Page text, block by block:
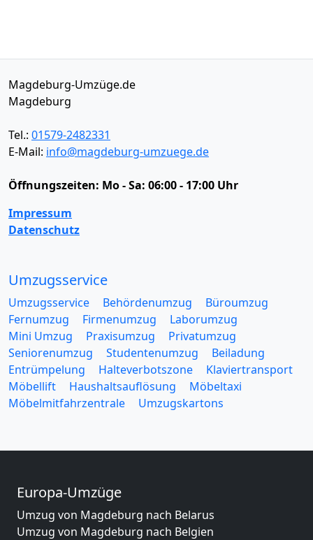
Magdeburg-Umzüge.de
Magdeburg
Tel.: 01579-2482331
E-Mail: info@magdeburg-umzuege.de
Öffnungszeiten: Mo - Sa: 06:00 - 17:00 Uhr
Impressum
Datenschutz
Umzugsservice
Umzugsservice Behördenumzug
Büroumzug
Fernumzug
Firmenumzug
Laborumzug
Mini Umzug
Praxisumzug
Privatumzug
Seniorenumzug
Studentenumzug
Beiladung
Entrümpelung
Halteverbotszone
Klaviertransport
Möbellift
Haushaltsauflösung
Möbeltaxi
Möbelmitfahrzentrale
Umzugskartons
Europa-Umzüge
Umzug von Magdeburg nach Belarus
Umzug von Magdeburg nach Belgien